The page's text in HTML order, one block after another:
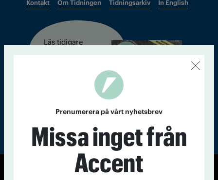
Kontakt Om Tidningen Tidningsarkiv In English
Läs tidigare
nummer av
Prenumerera på vårt nyhetsbrev
Missa inget från
Accent